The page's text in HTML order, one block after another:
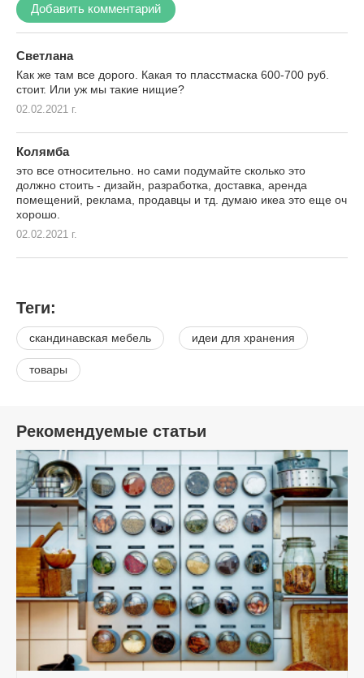
Добавить комментарий
Светлана
Как же там все дорого. Какая то пласстмаска 600-700 руб.
стоит. Или уж мы такие нищие?
02.02.2021 г.
Колямба
это все относительно. но сами подумайте сколько это
должно стоить - дизайн, разработка, доставка, аренда
помещений, реклама, продавцы и тд. думаю икеа это еще оч
хорошо.
02.02.2021 г.
Теги:
скандинавская мебель идеи для хранения
товары
Рекомендуемые статьи